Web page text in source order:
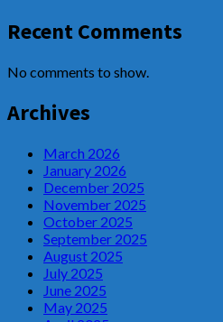
Recent Comments
No comments to show.
Archives
March 2026
January 2026
December 2025
November 2025
October 2025
September 2025
August 2025
July 2025
June 2025
May 2025